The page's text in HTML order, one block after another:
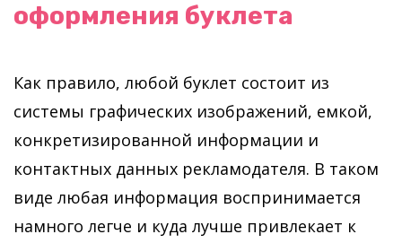
оформления буклета
Как правило, любой буклет состоит из
системы графических изображений, емкой,
конкретизированной информации и
контактных данных рекламодателя. В таком
виде любая информация воспринимается
намного легче и куда лучше привлекает к